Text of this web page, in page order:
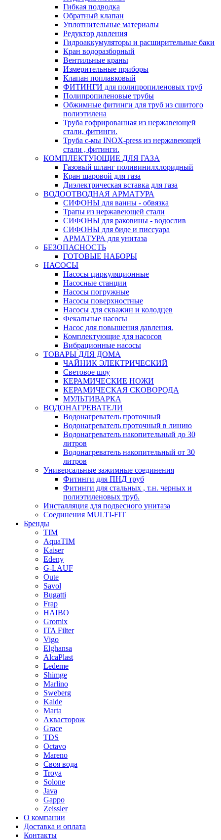
Гибкая подводка
Обратный клапан
Уплотнительные материалы
Редуктор давления
Гидроаккумуляторы и расширительные баки
Кран водоразборный
Вентильные краны
Измерительные приборы
Клапан поплавковый
ФИТИНГИ для полипропиленовых труб
Полипропиленовые трубы
Обжимные фитинги для труб из сшитого
полиэтилена
Труба гофрированная из нержавеющей
стали, фитинги.
Труба с-мы INOX-press из нержавеющей
стали , фитинги.
КОМПЛЕКТУЮЩИЕ ДЛЯ ГАЗА
Газовый шланг поливинилхлоридный
Кран шаровой для газа
Диэлектрическая вставка для газа
ВОДООТВОДНАЯ АРМАТУРА
СИФОНЫ для ванны - обвязка
Трапы из нержавеющей стали
СИФОНЫ для раковины - водослив
СИФОНЫ для биде и писсуара
АРМАТУРА для унитаза
БЕЗОПАСНОСТЬ
ГОТОВЫЕ НАБОРЫ
НАСОСЫ
Насосы циркуляционные
Насосные станции
Насосы погружные
Насосы поверхностные
Насосы для скважин и колодцев
Фекальные насосы
Насос для повышения давления.
Комплектующие для насосов
Вибрационные насосы
ТОВАРЫ ДЛЯ ДОМА
ЧАЙНИК ЭЛЕКТРИЧЕСКИЙ
Световое шоу
КЕРАМИЧЕСКИЕ НОЖИ
КЕРАМИЧЕСКАЯ СКОВОРОДА
МУЛЬТИВАРКА
ВОДОНАГРЕВАТЕЛИ
Водонагреватель проточный
Водонагреватель проточный в линию
Водонагреватель накопительный до 30
литров
Водонагреватель накопительный от 30
литров
Универсальные зажимные соединения
Фитинги для ПНД труб
Фитинги для стальных , т.н. черных и
полиэтиленовых труб.
Инсталляция для подвесного унитаза
Соединения MULTI-FIT
Бренды
TIM
AquaTIM
Kaiser
Edeny
G-LAUF
Oute
Savol
Bugatti
Frap
HAIBO
Gromix
ITA Filter
Vigo
Elghansa
AlcaPlast
Ledeme
Shimge
Marlino
Sweberg
Kalde
Marta
Аквасторож
Grace
TDS
Octavo
Mareno
Своя вода
Troya
Solone
Java
Gappo
Zeissler
О компании
Доставка и оплата
Контакты